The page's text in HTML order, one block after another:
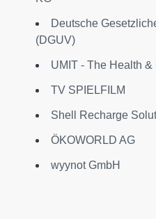
Deutsche
(DGUV)
UMIT - The Health
TV SPIELFILM
Shell Recharge
ÖKOWORLD AG
wyynot GmbH